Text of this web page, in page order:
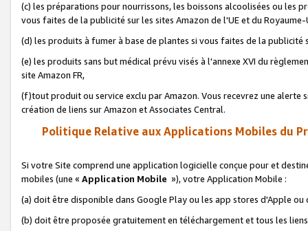
(c) les préparations pour nourrissons, les boissons alcoolisées ou les
vous faites de la publicité sur les sites Amazon de l'UE et du Royaume-
(d) les produits à fumer à base de plantes si vous faites de la publicité
(e) les produits sans but médical prévu visés à l'annexe XVI du
site Amazon FR,
(f)tout produit ou service exclu par Amazon. Vous recevrez une alerte
création de liens sur Amazon et Associates Central.
Politique Relative aux Applications Mobiles du
Si votre Site comprend une application logicielle conçue pour et
mobiles (une « Application Mobile »), votre Application Mobile :
(a) doit être disponible dans Google Play ou les app stores d'Apple ou
(b) doit être proposée gratuitement en téléchargement et tous les